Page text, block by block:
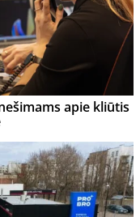
apie kliūtis